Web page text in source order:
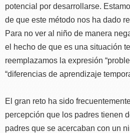
potencial por desarrollarse.
de que este método nos ha dado
Para no ver al niño de manera
el hecho de que es una situación
reemplazamos la expresión
“diferencias de aprendizaje
El gran reto ha sido
percepción que los padres tienen
padres que se acercaban con un